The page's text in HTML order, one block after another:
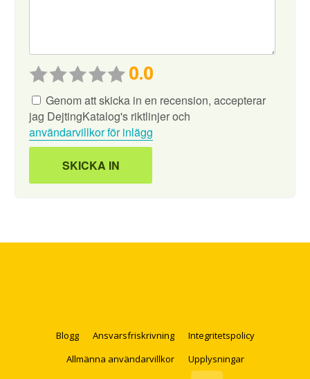
0.0
Genom att skicka in en recension, accepterar
jag DejtingKatalog's riktlinjer och
användarvillkor för inlägg
Blogg Ansvarsfriskrivning
Integritetspolicy
Allmänna användarvillkor
Upplysningar